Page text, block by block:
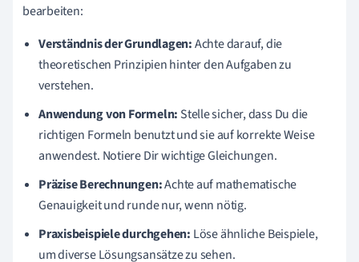
bearbeiten:
Verständnis der Grundlagen:Achte darauf, die
theoretischen Prinzipien hinter den Aufgaben zu
verstehen.
Anwendung von Formeln: Stelle sicher, dass Du die
richtigen Formeln benutzt und sie auf korrekte Weise
anwendest. Notiere Dir wichtige Gleichungen.
Präzise Berechnungen:Achte auf mathematische
Genauigkeit und runde nur, wenn nötig.
Praxisbeispiele durchgehen: Löse ähnliche Beispiele,
um diverse Lösungsansätze zu sehen.